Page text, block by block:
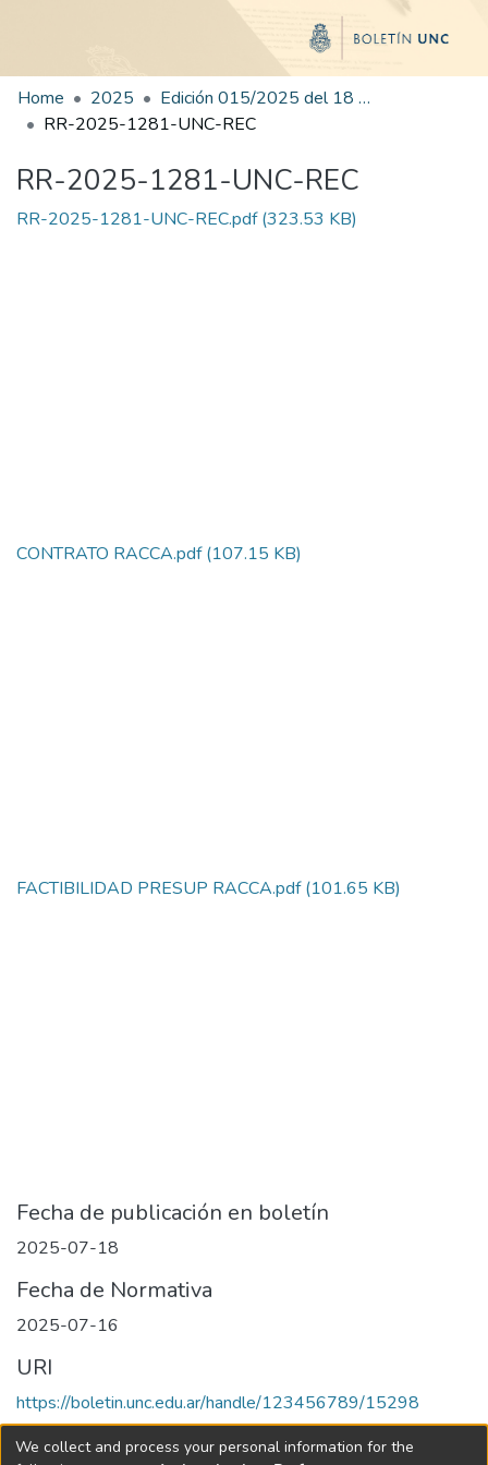
Home 2025
Edición 015/2025 del 18 de julio de 2025
RR-2025-1281-UNC-REC
RR-2025-1281-UNC-REC
RR-2025-1281-UNC-REC.pdf(323.53 KB)
CONTRATO RACCA.pdf(107.15 KB)
FACTIBILIDAD PRESUP RACCA.pdf(101.65 KB)
Fecha de publicación en boletín
2025-07-18
Fecha de Normativa
2025-07-16
URI
https://boletin.unc.edu.ar/handle/123456789/15298
Collections
We collect and process your personal information for the